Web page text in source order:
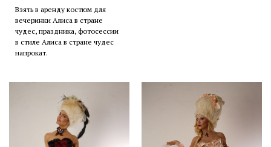
Взять в аренду костюм для
вечеринки Алиса в стране
чудес, праздника, фотосессии
в стиле Алиса в стране чудес
напрокат.